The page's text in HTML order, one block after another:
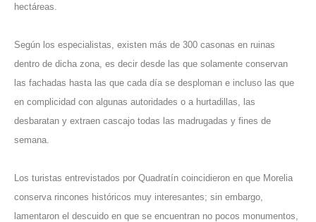
hectáreas.
Según los especialistas, existen más de 300 casonas en ruinas
dentro de dicha zona, es decir desde las que solamente conservan
las fachadas hasta las que cada día se desploman e incluso las que
en complicidad con algunas autoridades o a hurtadillas, las
desbaratan y extraen cascajo todas las madrugadas y fines de
semana.
Los turistas entrevistados por Quadratín coincidieron en que Morelia
conserva rincones históricos muy interesantes; sin embargo,
lamentaron el descuido en que se encuentran no pocos monumentos,